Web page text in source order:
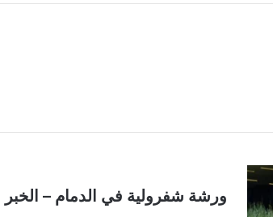
ورشة شفرولية في الدمام – الخبر